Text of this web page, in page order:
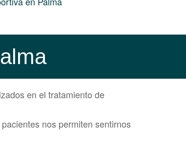
en el tratamiento de
nos permiten sentirnos